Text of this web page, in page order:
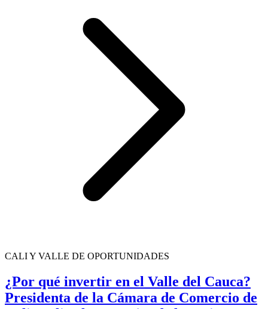
CALI Y VALLE DE OPORTUNIDADES
¿Por qué invertir en el Valle del Cauca?
Presidenta de la Cámara de Comercio de